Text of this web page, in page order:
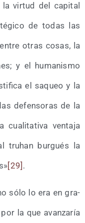
la vir­tud del capi­tal
de todas las
otras cosas, la
y el huma­nis­mo
el saqueo y la
defen­so­ras de la
cua­li­ta­ti­va ven­ta­ja
truhan bur­gués la
[29] .
sólo lo era en gra­
la que avan­za­ría